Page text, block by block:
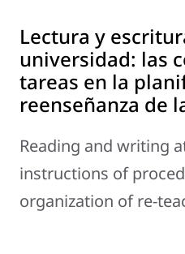
Lectura y
universidad: las
tareas en la
reenseñanza de
Reading and writing
instructions of
organization of re-